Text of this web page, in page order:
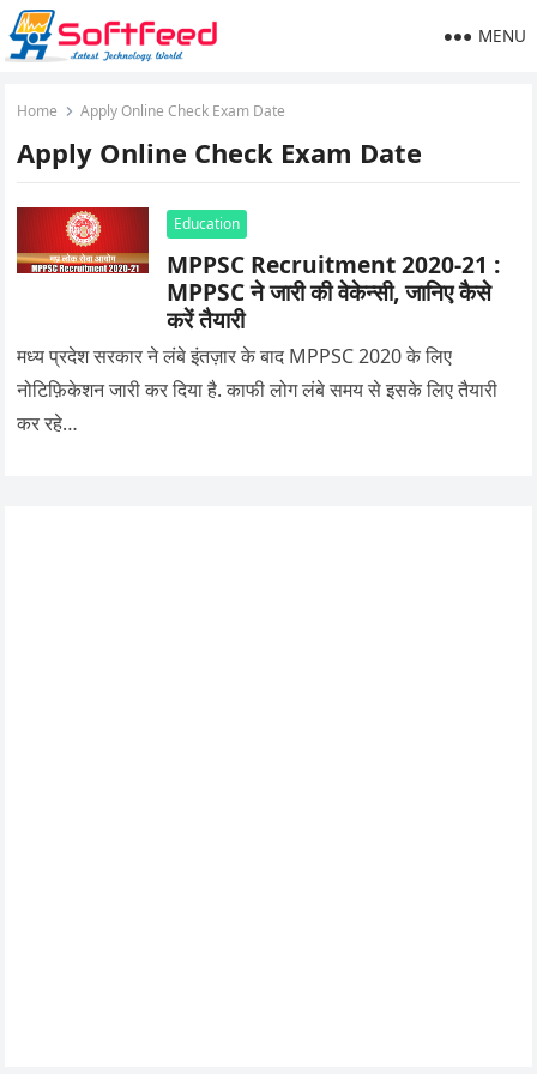
MENU
Home Apply Online Check Exam Date
Apply Online Check Exam Date
Education
MPPSC Recruitment 2020-21 :
MPPSC ने जारी की वेकेन्सी, जानिए कैसे
करें तैयारी
मध्य प्रदेश सरकार ने लंबे इंतज़ार के बाद MPPSC 2020 के लिए
नोटिफ़िकेशन जारी कर दिया है. काफी लोग लंबे समय से इसके लिए तैयारी
कर रहे…